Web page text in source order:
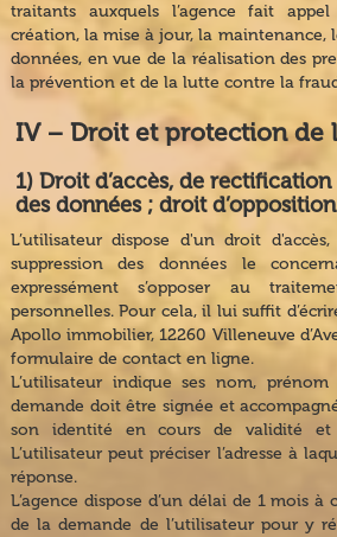
traitants auxquels l’agence fait
création, la mise à jour, la maintenance,
données, en vue de la réalisation des
la prévention et de la lutte contre la
IV − Droit et protection de
1) Droit d’accès, de
des données ; droit
L’utilisateur dispose d'un droit
suppression des données le
expressément s’opposer au
personnelles. Pour cela, il lui suffit
Apollo immobilier, 12260 Villeneuve
formulaire de contact en ligne.
L’utilisateur indique ses nom, prénom
demande doit être signée et
son identité en cours de validité et
L’utilisateur peut préciser l’adresse à
réponse.
L’agence dispose d’un délai de 1 mois
de la demande de l’utilisateur pour y